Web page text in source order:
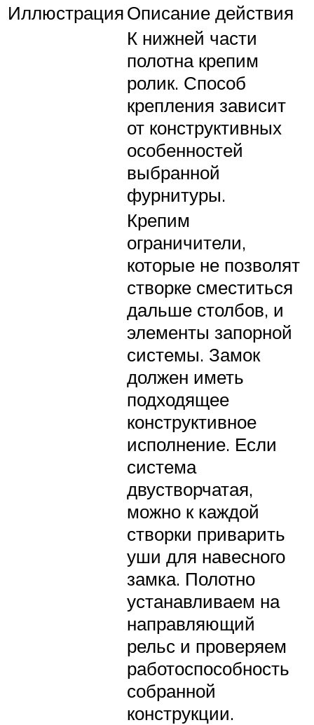
ИллюстрацияОписание действия
К нижней части
полотна крепим
ролик. Способ
крепления зависит
от конструктивных
особенностей
выбранной
фурнитуры.
Крепим
ограничители,
которые не позволят
створке сместиться
дальше столбов, и
элементы запорной
системы. Замок
должен иметь
подходящее
конструктивное
исполнение. Если
система
двустворчатая,
можно к каждой
створки приварить
уши для навесного
замка. Полотно
устанавливаем на
направляющий
рельс и проверяем
работоспособность
собранной
конструкции.